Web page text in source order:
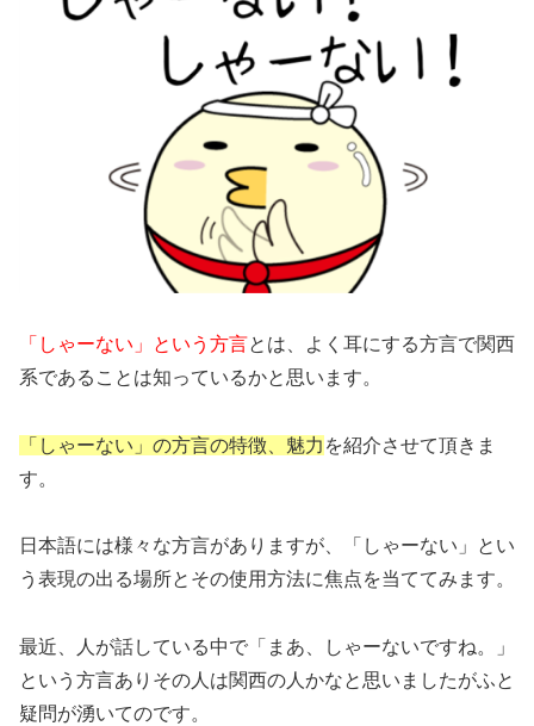
「しゃーない」という方言とは、よく耳にする方言で関西
系であることは知っているかと思います。
「しゃーない」の方言の特徴、魅力 を紹介させて頂きま
す。
日本語には様々な方言がありますが、「しゃーない」とい
う表現の出る場所とその使用方法に焦点を当ててみます。
最近、人が話している中で「まあ、しゃーないですね。」
という方言ありその人は関西の人かなと思いましたがふと
疑問が湧いてのです。